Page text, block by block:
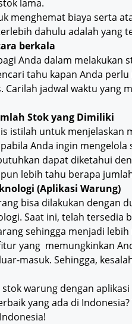
lama.
menghemat biaya serta
dahulu adalah yang
berkala
Anda dalam melakukan
tahu kapan Anda
Carilah jadwal waktu yang
Stok yang Dimiliki
istilah untuk menjelaskan
Anda ingin
dapat diketahui
lebih tahu berapa
(Aplikasi Warung)
bisa dilakukan dengan
Saat ini, telah tersedia
sehingga menjadi lebih
yang memungkinkan
masuk. Sehingga,
warung dengan
yang ada di